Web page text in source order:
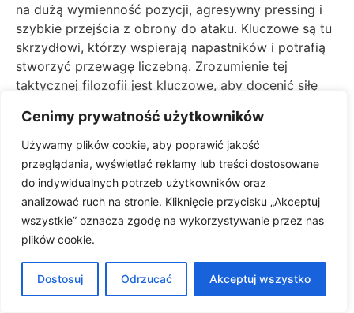
Cenimy prywatność użytkowników
Używamy plików cookie, aby poprawić jakość
przeglądania, wyświetlać reklamy lub treści dostosowane
do indywidualnych potrzeb użytkowników oraz
analizować ruch na stronie. Kliknięcie przycisku „Akceptuj
wszystkie” oznacza zgodę na wykorzystywanie przez nas
plików cookie.
Dostosuj Odrzucać Akceptuj wszystko
na dużą wymienność pozycji, agresywny pressing i
szybkie przejścia z obrony do ataku. Kluczowe są tu
skrzydłowi, którzy wspierają napastników i potrafią
stworzyć przewagę liczebną. Zrozumienie tej
taktycznej filozofii jest kluczowe, aby docenić siłę
miejsca w rankingach Serie A. Ich styl gry często
przytłacza rywala i sprawia, że mecze z ich udziałem
są pełne bramek i zwrotów akcji.
Analiza Taktyczna: Jak
Składy Wpłyną na
Strategię Meczową Empoli
FC i Atalanty